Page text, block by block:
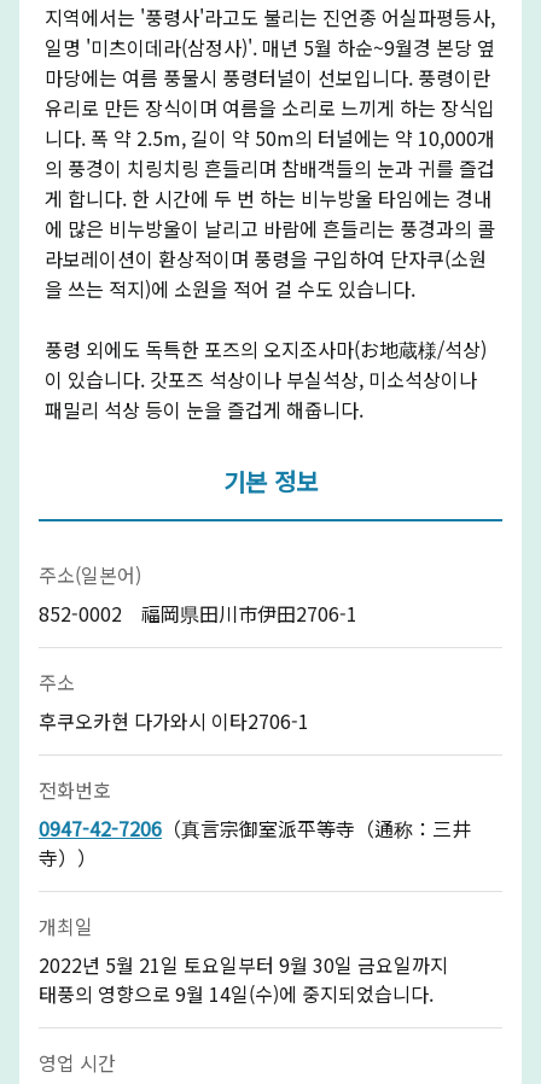
지역에서는 '풍령사'라고도 불리는 진언종 어실파평등사,
일명 '미츠이데라(삼정사)'. 매년 5월 하순~9월경 본당 옆
마당에는 여름 풍물시 풍령터널이 선보입니다. 풍령이란
유리로 만든 장식이며 여름을 소리로 느끼게 하는 장식입
니다. 폭 약 2.5m, 길이 약 50m의 터널에는 약 10,000개
의 풍경이 치링치링 흔들리며 참배객들의 눈과 귀를 즐겁
게 합니다. 한 시간에 두 번 하는 비누방울 타임에는 경내
에 많은 비누방울이 날리고 바람에 흔들리는 풍경과의 콜
라보레이션이 환상적이며 풍령을 구입하여 단자쿠(소원
을 쓰는 적지)에 소원을 적어 걸 수도 있습니다.
풍령 외에도 독특한 포즈의 오지조사마(お地蔵様/석상)
이 있습니다. 갓포즈 석상이나 부실석상, 미소석상이나
패밀리 석상 등이 눈을 즐겁게 해줍니다.
기본 정보
주소(일본어)
852-0002 福岡県田川市伊田2706-1
주소
후쿠오카현 다가와시 이타2706-1
전화번호
0947-42-7206 （真言宗御室派平等寺（通称：三井
寺））
개최일
2022년 5월 21일 토요일부터 9월 30일 금요일까지
태풍의 영향으로 9월 14일(수)에 중지되었습니다.
영업 시간